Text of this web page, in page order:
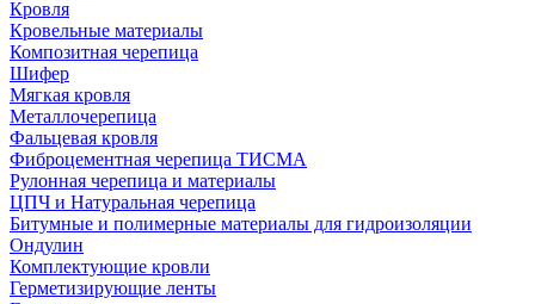
Кровля
Кровельные материалы
Композитная черепица
Шифер
Мягкая кровля
Металлочерепица
Фальцевая кровля
Фиброцементная черепица ТИСМА
Рулонная черепица и материалы
ЦПЧ и Натуральная черепица
Битумные и полимерные материалы для гидроизоляции
Ондулин
Комплектующие кровли
Герметизирующие ленты